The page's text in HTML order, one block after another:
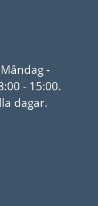
-
- 15:00.
dagar.